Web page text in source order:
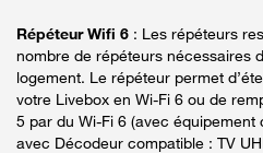
Répéteur Wifi 6 : Les répéteurs
nombre de répéteurs nécessaires
logement. Le répéteur permet
votre Livebox en Wi-Fi 6 ou de
5 par du Wi-Fi 6 (avec équipement
avec Décodeur compatible : TV